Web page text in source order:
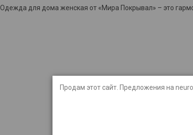
Одежда для дома женская от «Мира Покрывал» – это
Продам этот сайт. Предложения на